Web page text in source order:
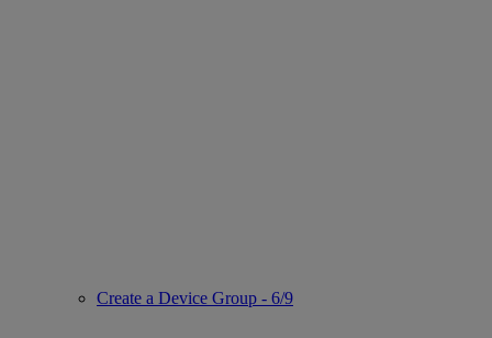
Create a Device Group - 6/9